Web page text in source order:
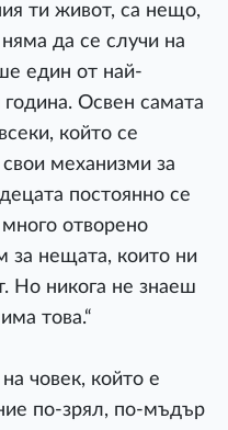
ти живот, са нещо,
да се случи на
един от най-
година. Освен самата
който се
механизми за
постоянно се
отворено
за нещата, които ни
Но никога не знаеш
това.“
човек, който е
по-зрял, по-мъдър